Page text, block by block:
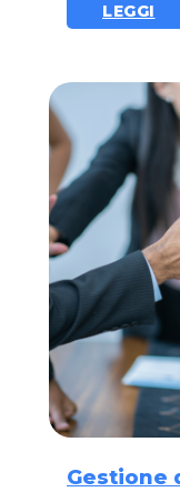
LEGGI
Gestione